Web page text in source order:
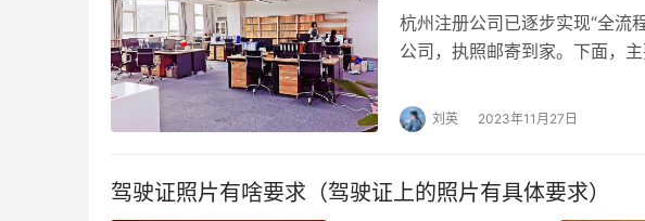
杭州注册公司已逐步实现“全流
公司，执照邮寄到家。下面，
刘英 2023年11月27日
驾驶证照片有啥要求（驾驶证上的照片有具体要求）